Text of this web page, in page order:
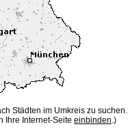
Städten im Umkreis zu suchen.
Ihre Internet-Seite einbinden.)